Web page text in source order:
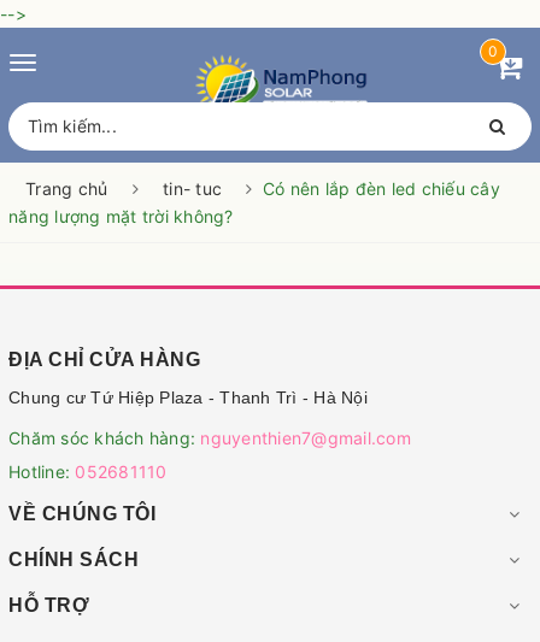
-->
Toggle
0
Trang chủ tin- tuc
Có nên lắp đèn led chiếu cây
năng lượng mặt trời không?
ĐỊA CHỈ CỬA HÀNG
Chung cư Tứ Hiệp Plaza - Thanh Trì - Hà Nội
Chăm sóc khách hàng: nguyenthien7@gmail.com
Hotline: 052681110
VỀ CHÚNG TÔI
CHÍNH SÁCH
HỖ TRỢ